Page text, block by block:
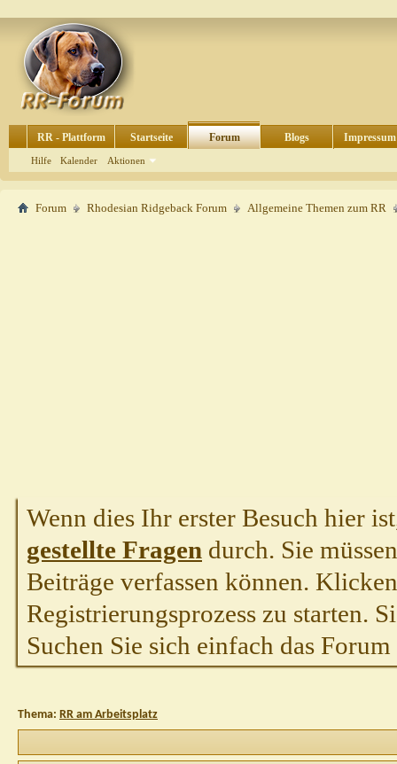
RR - Plattform Startseite Forum
Hilfe Kalender Aktionen
Blogs Impressum
Forum Rhodesian Ridgeback Forum Allgemeine Themen zum RR
Wenn dies Ihr erster Besuch hier
gestellte Fragen durch. Sie
Beiträge verfassen können.
Registrierungsprozess zu starten.
Suchen Sie sich einfach das
Thema: RR am Arbeitsplatz